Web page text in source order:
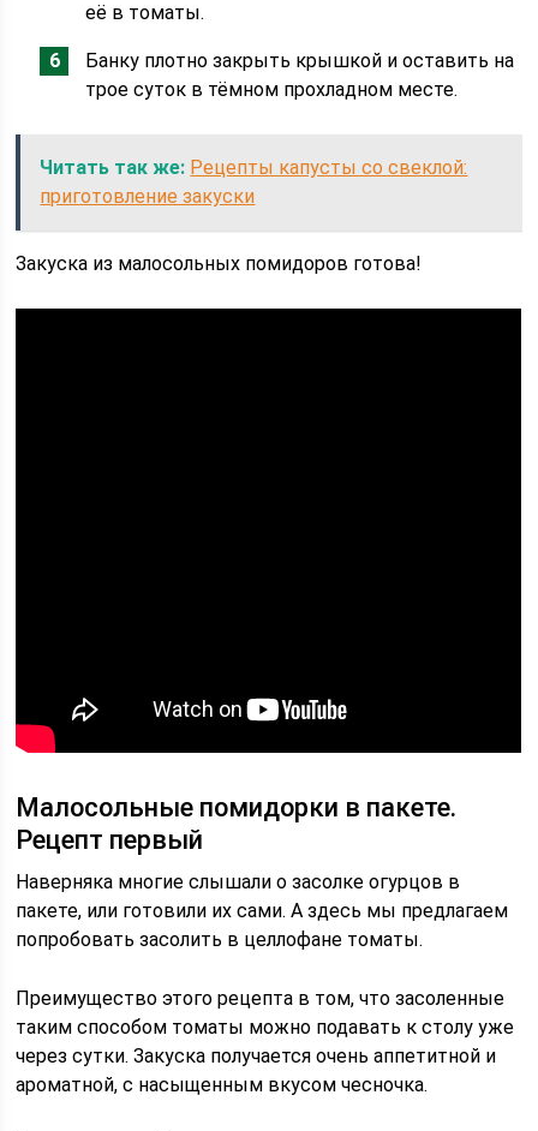
её в томаты.
Банку плотно закрыть крышкой и оставить на
трое суток в тёмном прохладном месте.
Читать так же: Рецепты капусты со свеклой:
приготовление закуски
Закуска из малосольных помидоров готова!
Малосольные помидорки в пакете.
Рецепт первый
Наверняка многие слышали о засолке огурцов в
пакете, или готовили их сами. А здесь мы предлагаем
попробовать засолить в целлофане томаты.
Преимущество этого рецепта в том, что засоленные
таким способом томаты можно подавать к столу уже
через сутки. Закуска получается очень аппетитной и
ароматной, с насыщенным вкусом чесночка.